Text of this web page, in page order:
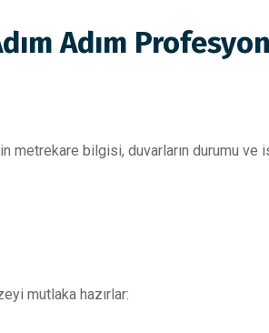
Adım
metrekare bilgisi, duvarların durumu ve
mutlaka hazırlar: